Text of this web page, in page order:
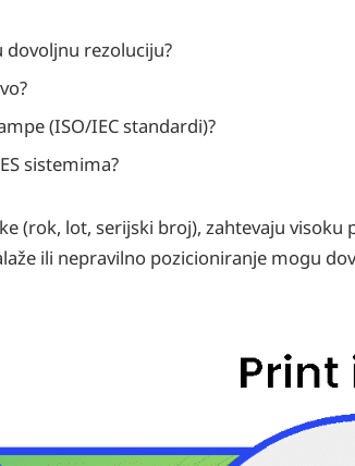
dovoljnu rezoluciju?
(ISO/IEC standardi)?
sistemima?
(rok, lot, serijski broj), zahtevaju
ili nepravilno pozicioniranje mogu